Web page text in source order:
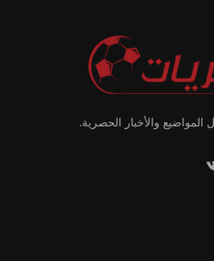
والأخبار الحصرية.